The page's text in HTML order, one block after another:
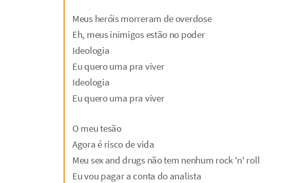
Meus heróis morreram de overdose
Eh, meus inimigos estão no poder
Ideologia
Eu quero uma pra viver
Ideologia
Eu quero uma pra viver
O meu tesão
Agora é risco de vida
Meu sex and drugs não tem nenhum rock 'n' roll
Eu vou pagar a conta do analista